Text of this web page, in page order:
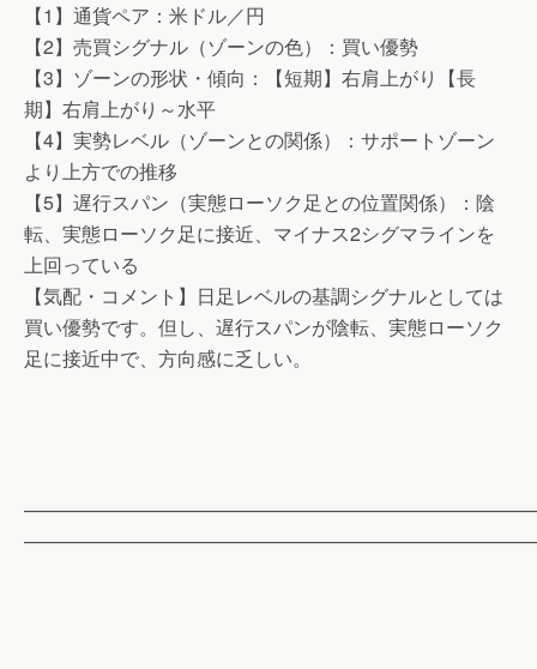
【1】通貨ペア：米ドル／円
【2】売買シグナル（ゾーンの色）：買い優勢
【3】ゾーンの形状・傾向：【短期】右肩上がり【長
期】右肩上がり～水平
【4】実勢レベル（ゾーンとの関係）：サポートゾーン
より上方での推移
【5】遅行スパン（実態ローソク足との位置関係）：陰
転、実態ローソク足に接近、マイナス2シグマラインを
上回っている
【気配・コメント】日足レベルの基調シグナルとしては
買い優勢です。但し、遅行スパンが陰転、実態ローソク
足に接近中で、方向感に乏しい。